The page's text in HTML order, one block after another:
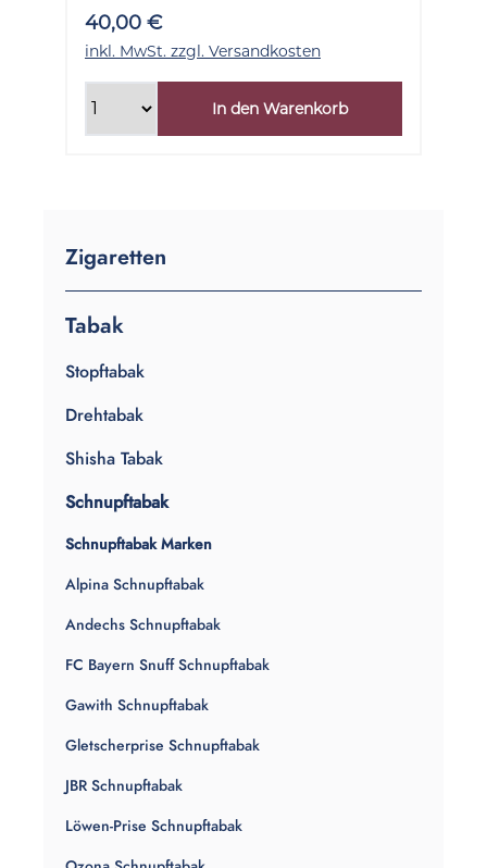
Zigaretten
Tabak
Stopftabak
Drehtabak
Shisha Tabak
Schnupftabak
Schnupftabak Marken
Alpina Schnupftabak
Andechs Schnupftabak
FC Bayern Snuff Schnupftabak
Gawith Schnupftabak
Gletscherprise Schnupftabak
JBR Schnupftabak
Löwen-Prise Schnupftabak
40,00 €
inkl. MwSt. zzgl. Versandkosten
In den Warenkorb